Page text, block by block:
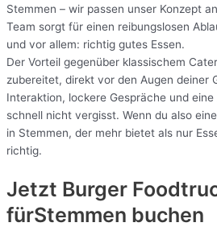
Stemmen – wir passen unser Konzept
Team sorgt für einen reibungslosen
und vor allem: richtig gutes Essen.
Der Vorteil gegenüber klassischem
zubereitet, direkt vor den Augen deiner
Interaktion, lockere Gespräche und
schnell nicht vergisst. Wenn du also
in Stemmen, der mehr bietet als nur
richtig.
Jetzt Burger
fürStemmen buchen